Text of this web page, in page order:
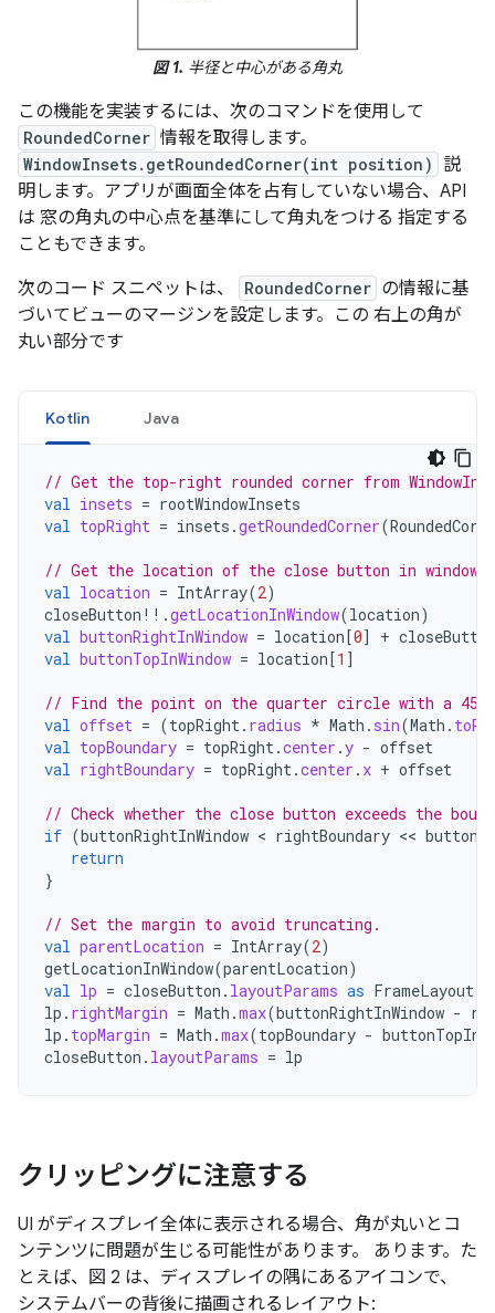
図 1. 半径と中心がある角丸
この機能を実装するには、次のコマンドを使用して
RoundedCorner 情報を取得します。
WindowInsets.getRoundedCorner(int position)
説
明します。アプリが画面全体を占有していない場合、API
は 窓の角丸の中心点を基準にして角丸をつける 指定する
こともできます。
次のコード スニペットは、
RoundedCorner の情報に基
づいてビューのマージンを設定します。この 右上の角が
丸い部分です
Kotlin Java
// Get the top-right rounded corner from
val insets = rootWindowInsets
val topRight = insets .getRoundedCorner(
// Get the location of the close button in window
val location = IntArray(2)
closeButton !! .getLocationInWindow(location)
val buttonRightInWindow = location[0] + closeButton
val buttonTopInWindow = location[1 ]
// Find the point on the quarter circle with a 45-
val offset = (topRight. radius * Math . sin(Math .
val topBoundary = topRight.center .y - offset
val rightBoundary = topRight.center . x + offset
// Check whether the close button exceeds the
if (buttonRightInWindow < rightBoundary <<
return
}
// Set the margin to avoid truncating.
val parentLocation = IntArray(2)
getLocationInWindow(parentLocation)
val lp = closeButton . layoutParams as FrameLayout
lp . rightMargin = Math .max(buttonRightInWindow -
lp . topMargin = Math .max(topBoundary -
closeButton . layoutParams = lp
クリッピングに注意する
UI がディスプレイ全体に表示される場合、角が丸いとコ
ンテンツに問題が生じる可能性があります。 あります。た
とえば、図 2 は、ディスプレイの隅にあるアイコンで、
システムバーの背後に描画されるレイアウト: